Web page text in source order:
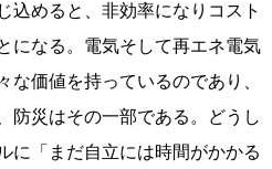
込めると、非効率になりコスト
になる。電気そして再エネ電気
な価値を持っているのであり、
防災はその一部である。どうし
に「まだ自立には時間がかかる